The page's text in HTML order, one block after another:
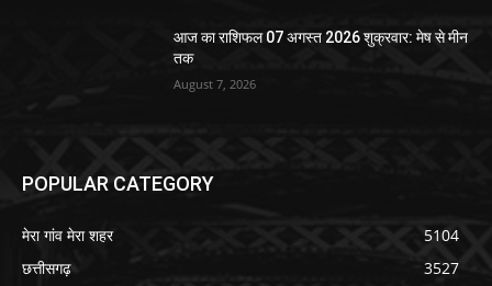
आज का राशिफल 07 अगस्त 2026 शुक्रवार: मेष से मीन
तक
August 7, 2026
POPULAR CATEGORY
मेरा गांव मेरा शहर
5104
छत्तीसगढ़
3527